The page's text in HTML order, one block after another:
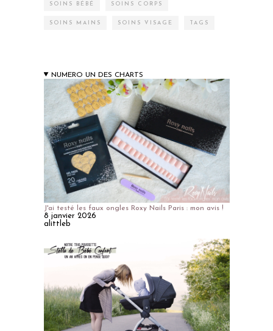
SOINS BÉBÉ SOINS CORPS
SOINS MAINS SOINS VISAGE TAGS
NUMERO UN DES CHARTS
J'ai testé les faux ongles Roxy Nails Paris : mon avis !
8 janvier 2026
alittleb